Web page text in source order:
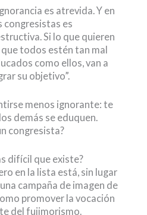
es atrevida. Y en
congresistas es
Si lo que quieren
que todos estén tan mal
como ellos, van a
su objetivo”.
menos ignorante: te
demás se eduquen.
congresista?
difícil que existe?
en la lista está, sin lugar
campaña de imagen de
promover la vocación
del fujimorismo.